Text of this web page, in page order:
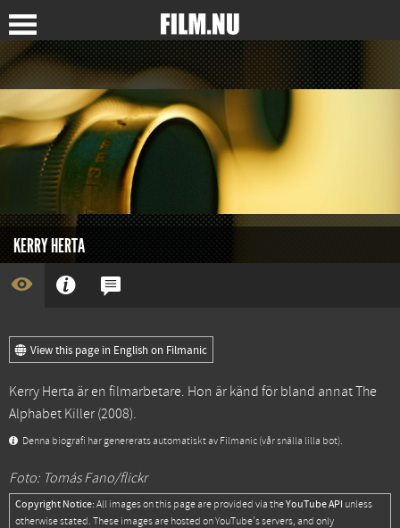
KERRY HERTA
View this page in English on Filmanic
Kerry Herta är en filmarbetare. Hon är känd för bland annatThe
Alphabet Killer (2008).
Denna biografi har genererats automatiskt av Filmanic (vår snälla lilla bot).
Foto: Tomás Fano/flickr
Copyright Notice: All images on this page are provided via theYouTube API unless
otherwise stated. These images are hosted on YouTube's servers, and only